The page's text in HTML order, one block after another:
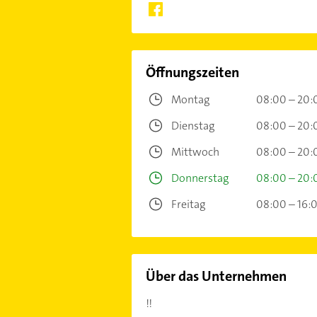
Öffnungszeiten
Montag
08:00 –
Dienstag
08:00 –
Mittwoch
08:00 –
Donnerstag
08:00 –
Freitag
08:00 –
Über das Unternehmen
!!